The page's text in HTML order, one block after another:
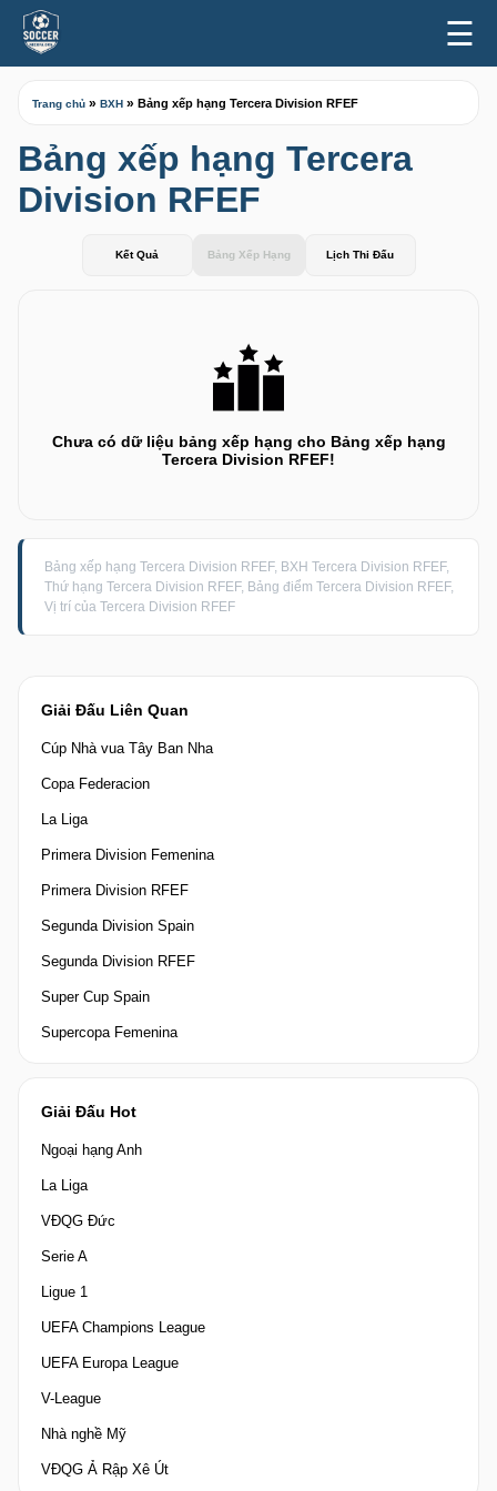
☰
Giải Đấu Liên Quan
Cúp Nhà vua Tây Ban Nha
Copa Federacion
La Liga
Primera Division Femenina
Primera Division RFEF
Segunda Division Spain
Segunda Division RFEF
Super Cup Spain
Supercopa Femenina
Giải Đấu Hot
Ngoại hạng Anh
La Liga
VĐQG Đức
Serie A
Ligue 1
UEFA Champions League
UEFA Europa League
V-League
Nhà nghề Mỹ
VĐQG Ả Rập Xê Út
Trang chủ » BXH » Bảng xếp hạng Tercera Division RFEF
Bảng xếp hạng Tercera
Division RFEF
Kết Quả Bảng Xếp Hạng Lịch Thi Đấu
Chưa có dữ liệu bảng xếp hạng cho Bảng xếp hạng
Tercera Division RFEF!
Bảng xếp hạng Tercera Division RFEF, BXH Tercera Division RFEF,
Thứ hạng Tercera Division RFEF, Bảng điểm Tercera Division RFEF,
Vị trí của Tercera Division RFEF